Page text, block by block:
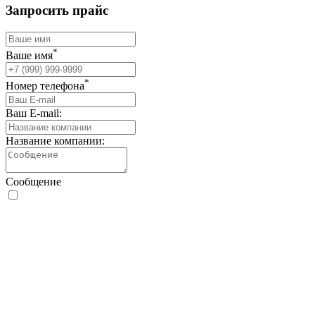
Запросить прайс
Ваше имя*
Номер телефона*
Ваш E-mail:
Название компании:
Сообщение